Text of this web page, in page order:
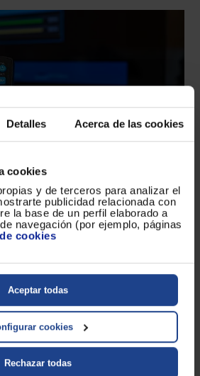
Detalles Acerca de las cookies
cookies
y de terceros para analizar el
publicidad relacionada con
la base de un perfil elaborado a
navegación (por ejemplo, páginas
cookies
Aceptar todas
cookies
Rechazar todas
los reproductores BluRay y
BluRay y DVD
podrás visionar en
otros dispositivos vinculados
mediante USB o HDMI.
tanto con unreproductor
se trate de un dispositivo más que